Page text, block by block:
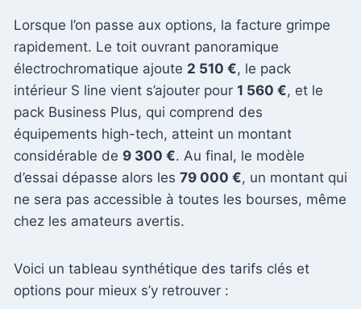
Lorsque l’on passe aux options, la facture grimpe
rapidement. Le toit ouvrant panoramique
électrochromatique ajoute 2 510 €, le pack
intérieur S line vient s’ajouter pour 1 560 €, et le
pack Business Plus, qui comprend des
équipements high-tech, atteint un montant
considérable de 9 300 €. Au final, le modèle
d’essai dépasse alors les 79 000 €, un montant qui
ne sera pas accessible à toutes les bourses, même
chez les amateurs avertis.
Voici un tableau synthétique des tarifs clés et
options pour mieux s’y retrouver :